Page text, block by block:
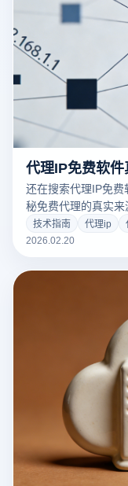
还在搜索代理IP免
秘免费代理的真实
个好用”比免费IP更
与环境隔离技术，安
技术指南 代理ip
2026.02.20